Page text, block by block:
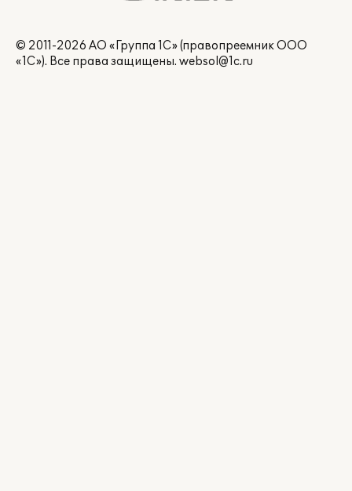
© 2011-2026 АО «Группа 1С» (правопреемник ООО
«1С»). Все права защищены. websol@1c.ru